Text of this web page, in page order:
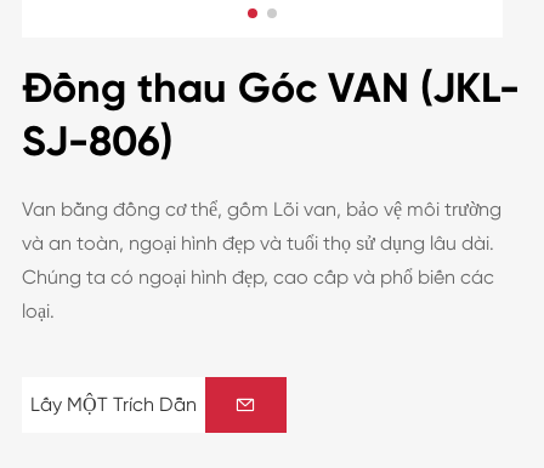
Đồng thau Góc VAN (JKL-
SJ-806)
Van bằng đồng cơ thể, gốm Lõi van, bảo vệ môi trường
và an toàn, ngoại hình đẹp và tuổi thọ sử dụng lâu dài.
Chúng ta có ngoại hình đẹp, cao cấp và phổ biến các
loại.
Lấy MỘT Trích Dẫn 